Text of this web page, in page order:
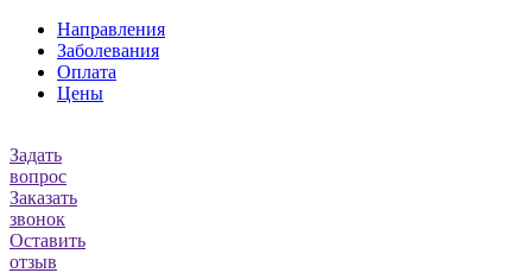
Направления
Заболевания
Оплата
Цены
Задать
вопрос
Заказать
звонок
Оставить
отзыв